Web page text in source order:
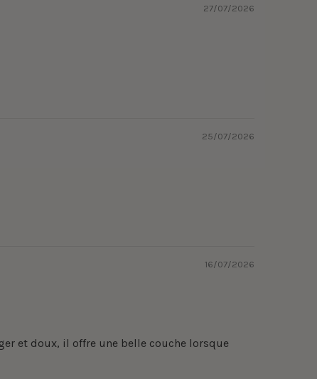
27/07/2026
25/07/2026
16/07/2026
et doux, il offre une belle couche lorsque